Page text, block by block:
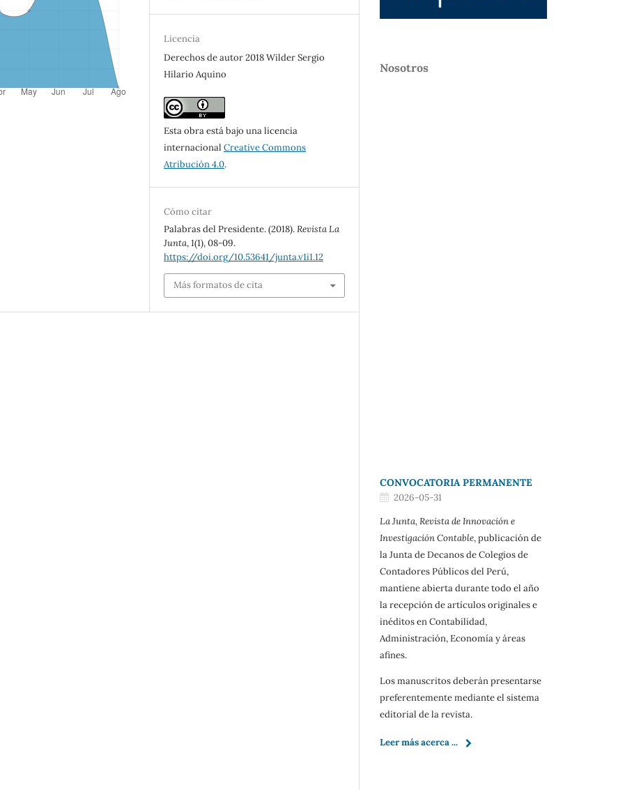
Licencia
Derechos de autor 2018 Wilder Sergio
Hilario Aquino
Esta obra está bajo una licencia
internacionalCreative Commons
Atribución 4.0.
Cómo citar
Palabras del Presidente. (2018).Revista La
Junta,1(1), 08-09.
https://doi.org/10.53641/junta.v1i1.12
Más formatos de cita
Nosotros
CONVOCATORIA PERMANENTE
2026-05-31
La Junta, Revista de Innovación e
Investigación Contable, publicación de
la Junta de Decanos de Colegios de
Contadores Públicos del Perú,
mantiene abierta durante todo el año
la recepción de artículos originales e
inéditos en Contabilidad,
Administración, Economía y áreas
afines.
Los manuscritos deberán presentarse
preferentemente mediante el sistema
editorial de la revista.
Leer más acerca ...